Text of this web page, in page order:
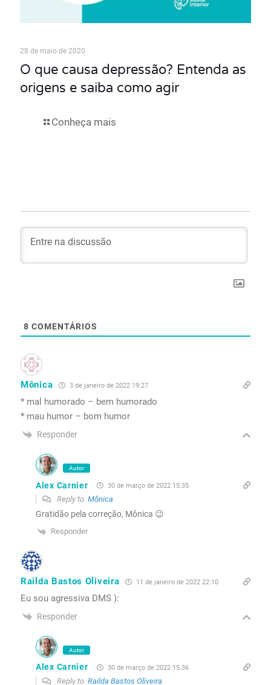
28 de maio de 2020
O que causa depressão? Entenda as
origens e saiba como agir
Conheça mais
8 COMENTÁRIOS
Mônica 3 de janeiro de 2022 19:27
* mal humorado – bem humorado
* mau humor – bom humor
Responder
Autor
Alex Carnier 30 de março de 2022 15:35
Reply to Mônica
Gratidão pela correção, Mônica 😉
Responder
Railda Bastos Oliveira 11 de janeiro de 2022 22:10
Eu sou agressiva DMS ):
Responder
Autor
Alex Carnier 30 de março de 2022 15:36
Reply to Railda Bastos Oliveira